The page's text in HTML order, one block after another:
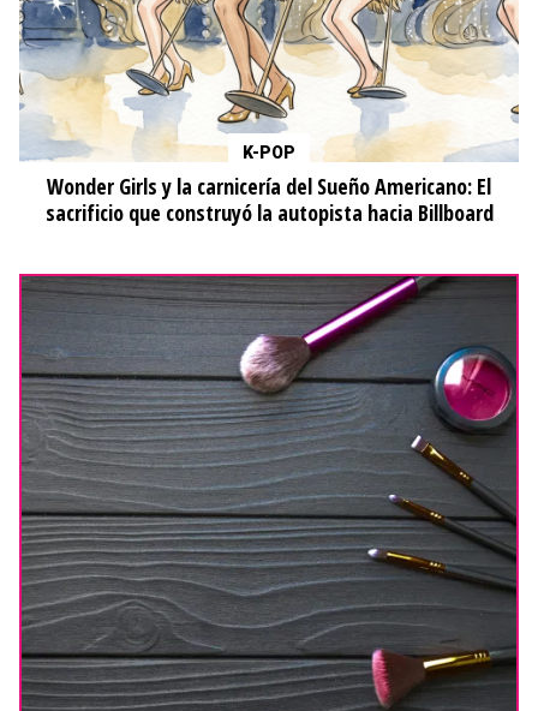
K-POP
Wonder Girls y la carnicería del Sueño Americano: El
sacrificio que construyó la autopista hacia Billboard